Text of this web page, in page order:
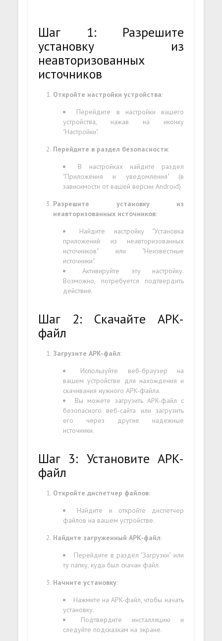
Шаг 1: Разрешите
установку из
неавторизованных
источников
Откройте настройки устройства:
Перейдите в настройки вашего
устройства, нажав на иконку
"Настройки".
Перейдите в раздел безопасности:
В настройках найдите раздел
"Приложения и уведомления" (в
зависимости от вашей версии Android).
Разрешите установку из
неавторизованных источников:
Найдите настройку "Установка
приложений из неавторизованных
источников" или "Неизвестные
источники".
Активируйте эту настройку.
Возможно, потребуется подтвердить
действие.
Шаг 2: Скачайте APK-
файл
Загрузите APK-файл:
Используйте веб-браузер на
вашем устройстве для нахождения и
скачивания нужного APK-файла.
Вы можете загрузить APK-файл с
безопасного веб-сайта или загрузить
его через другие надежные
источники.
Шаг 3: Установите APK-
файл
Откройте диспетчер файлов:
Найдите и откройте диспетчер
файлов на вашем устройстве.
Найдите загруженный APK-файл:
Перейдите в раздел "Загрузки" или
ту папку, куда был скачан файл.
Начните установку:
Нажмите на APK-файл, чтобы начать
установку.
Подтвердите инсталляцию и
следуйте подсказкам на экране.